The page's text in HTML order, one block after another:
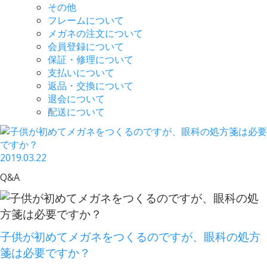
その他
フレームについて
メガネの注文について
会員登録について
保証・修理について
支払いについて
返品・交換について
退会について
配送について
2019.03.22
Q&A
子供が初めてメガネをつくるのですが、眼科の処方
箋は必要ですか？